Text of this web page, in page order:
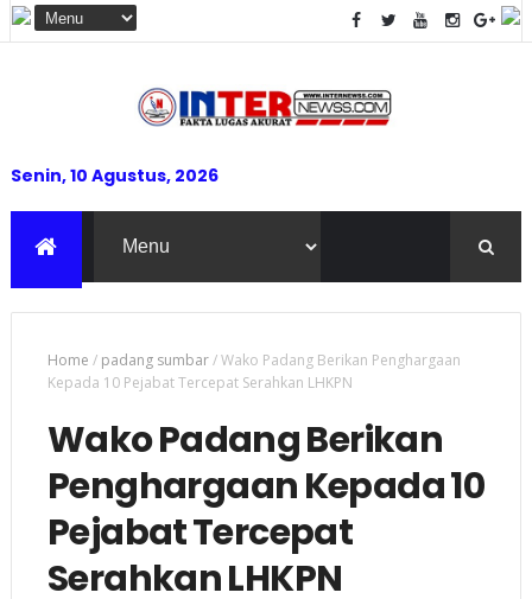
Senin, 10 Agustus, 2026
Home / padang sumbar/Wako Padang Berikan Penghargaan
Kepada 10 Pejabat Tercepat Serahkan LHKPN
Wako Padang Berikan
Penghargaan Kepada 10
Pejabat Tercepat
Serahkan LHKPN